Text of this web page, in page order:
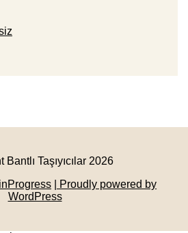
Taşıyıcılar 2026
| Proudly powered by
WordPress